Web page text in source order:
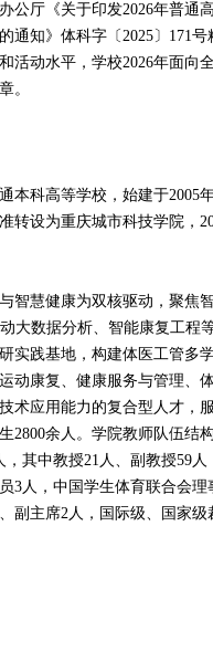
厅《关于印发2026年普通
通知》体科字〔2025〕171
活动水平，学校2026年面向
。
科高等学校，始建于2005
转设为重庆城市科技学院，
慧健康为双核驱动，聚焦
大数据分析、智能康复工程
实践基地，构建体医工管多
动康复、健康服务与管理、
术应用能力的复合型人才，
2800余人。学院教师队伍结
其中教授21人、副教授59
3人，中国学生体育联合会
副主席2人，国际级、国家